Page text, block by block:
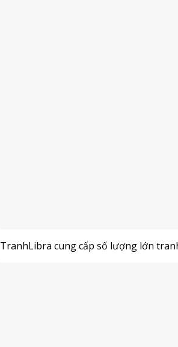
TranhLibracung cấp số lượng lớn